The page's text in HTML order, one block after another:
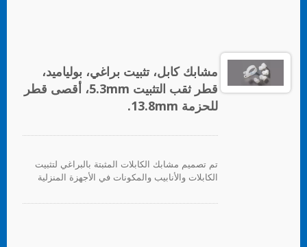
مشابك كابل، تثبيت براغي، بولياميد،
قطر ثقب التثبيت 5.3mm، أقصى قطر
للحزمة 13.8mm.
تم تصميم مشابك الكابلات المثبتة بالبراغي لتثبيت
الكابلات والأنابيب والمكونات في الأجهزة المنزلية